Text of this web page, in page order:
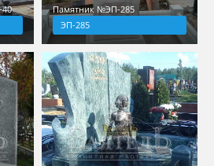
Памятник №ЭП-285
ЭП-285